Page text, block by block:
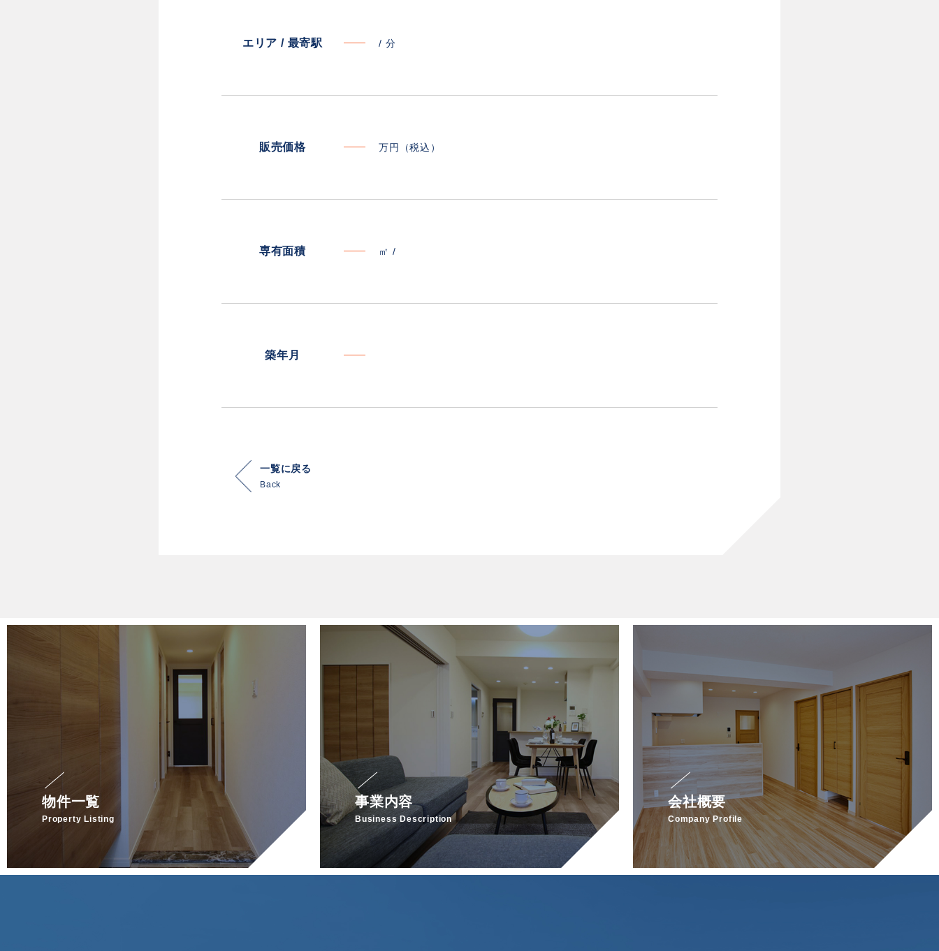
エリア / 最寄駅 / 分
販売価格 万円（税込）
専有面積 ㎡ /
築年月
一覧に戻る
Back
物件一覧
Property Listing
事業内容
Business Description
会社概要
Company Profile